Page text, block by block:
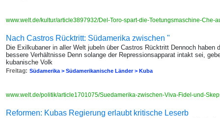
www.welt.de/kultur/article3897932/Del-Toro-spart-die-Toetungsmaschine-Che-
Nach Castros Rücktritt: Südamerika zwischen "
Die Exilkubaner in aller Welt jubeln über Castros Rücktritt Dennoch haben
bessere Verhältnisse Denn solange der Repressionsapparat intakt sei,
kubanische Volk
Freitag: Südamerika > Südamerikanische Länder > Kuba
www.welt.de/politik/article1701075/Suedamerika-zwischen-Viva-Fidel-und-
Reformen: Kubas Regierung erlaubt kritische Leserb